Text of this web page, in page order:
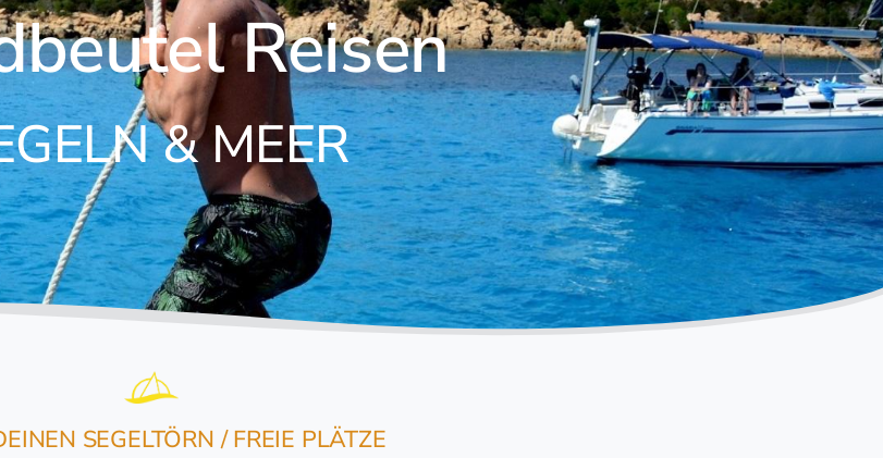
Reisen
& MEER
SEGELTÖRN / FREIE PLÄTZE